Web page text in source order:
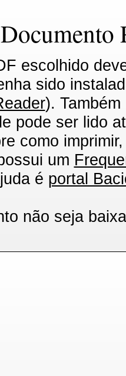
escolhido
sido
).
pode ser lido
como
um
é portal
não seja